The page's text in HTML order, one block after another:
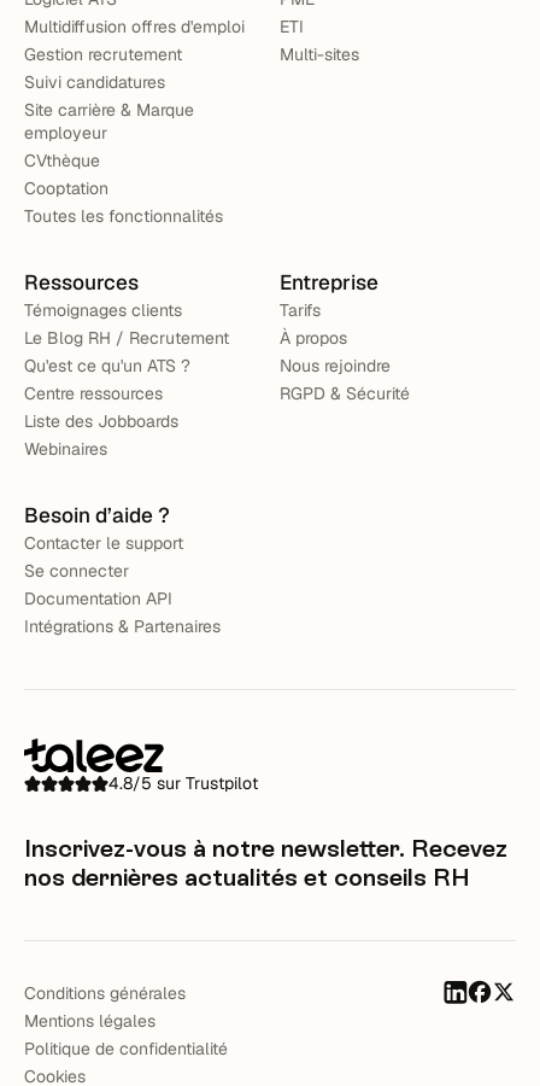
Multidiffusion offres d'emploi
Gestion recrutement
Suivi candidatures
Site carrière & Marque
employeur
CVthèque
Cooptation
Toutes les fonctionnalités
ETI
Multi-sites
Ressources
Témoignages clients
Le Blog RH / Recrutement
Qu'est ce qu'un ATS ?
Centre ressources
Liste des Jobboards
Webinaires
Entreprise
Tarifs
À propos
Nous rejoindre
RGPD & Sécurité
Besoin d’aide ?
Contacter le support
Se connecter
Documentation API
Intégrations & Partenaires
4.8/5 sur Trustpilot
Inscrivez-vous à notre newsletter. Recevez
nos dernières actualités et conseils RH
Conditions générales
Mentions légales
Politique de confidentialité
Cookies